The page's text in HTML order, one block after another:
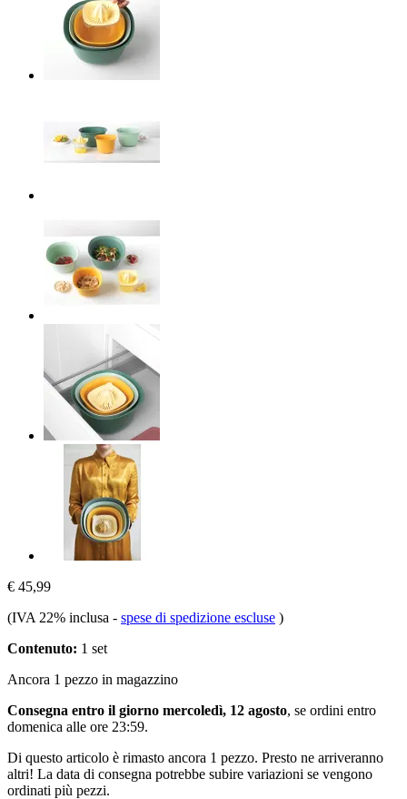
€ 45,99
(IVA 22% inclusa - spese di spedizione escluse )
Contenuto: 1 set
Ancora 1 pezzo in magazzino
Consegna entro il giorno mercoledì, 12 agosto, se ordini entro
domenica alle ore 23:59.
Di questo articolo è rimasto ancora 1 pezzo. Presto ne arriveranno
altri! La data di consegna potrebbe subire variazioni se vengono
ordinati più pezzi.